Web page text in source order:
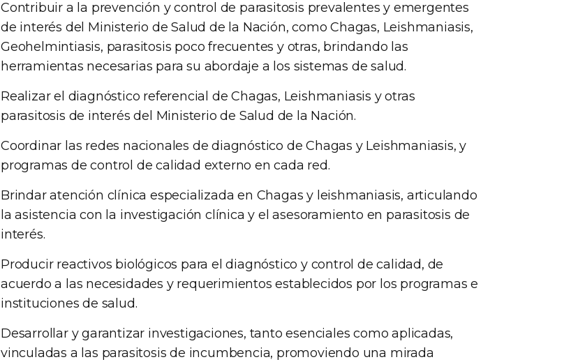
Contribuir a la prevención y control de parasitosis prevalentes y emergentes
de interés del Ministerio de Salud de la Nación, como Chagas, Leishmaniasis,
Geohelmintiasis, parasitosis poco frecuentes y otras, brindando las
herramientas necesarias para su abordaje a los sistemas de salud.
Realizar el diagnóstico referencial de Chagas, Leishmaniasis y otras
parasitosis de interés del Ministerio de Salud de la Nación.
Coordinar las redes nacionales de diagnóstico de Chagas y Leishmaniasis, y
programas de control de calidad externo en cada red.
Brindar atención clínica especializada en Chagas y leishmaniasis, articulando
la asistencia con la investigación clínica y el asesoramiento en parasitosis de
interés.
Producir reactivos biológicos para el diagnóstico y control de calidad, de
acuerdo a las necesidades y requerimientos establecidos por los programas e
instituciones de salud.
Desarrollar y garantizar investigaciones, tanto esenciales como aplicadas,
vinculadas a las parasitosis de incumbencia, promoviendo una mirada